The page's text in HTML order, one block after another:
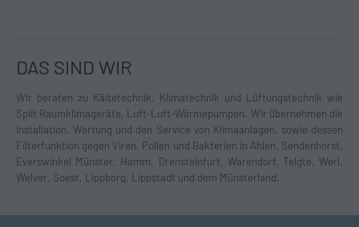
DAS SIND WIR
Wir beraten zu Kältetechnik, Klimatechnik und Lüftungstechnik wie
Split Raumklimageräte, Luft-Luft-Wärmepumpen. Wir übernehmen die
Installation, Wartung und den Service von Klimaanlagen, sowie dessen
Filterfunktion gegen Viren, Pollen und Bakterien in Ahlen, Sendenhorst,
Everswinkel Münster, Hamm, Drensteinfurt, Warendorf, Telgte, Werl,
Welver, Soest, Lippborg, Lippstadt und dem Münsterland.